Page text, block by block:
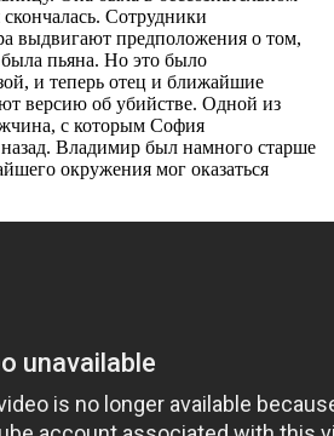
скончалась. Сотрудники
выдвигают предположения о том,
пьяна. Но это было
и теперь отец и ближайшие
версию об убийстве. Одной из
с которым София
Владимир был намного старше
окружения мог оказаться